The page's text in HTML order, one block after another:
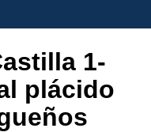
1-
plácido